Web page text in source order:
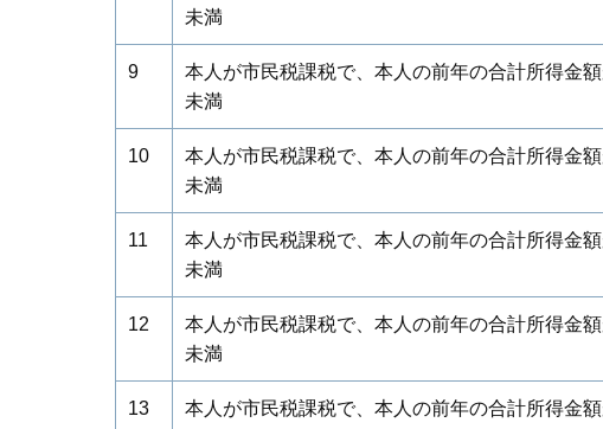
未満
9
本人が市民税課税で、本人の前年の合計所得金
未満
10
本人が市民税課税で、本人の前年の合計所得金
未満
11
本人が市民税課税で、本人の前年の合計所得金
未満
12
本人が市民税課税で、本人の前年の合計所得金
未満
13 本人が市民税課税で、本人の前年の合計所得金